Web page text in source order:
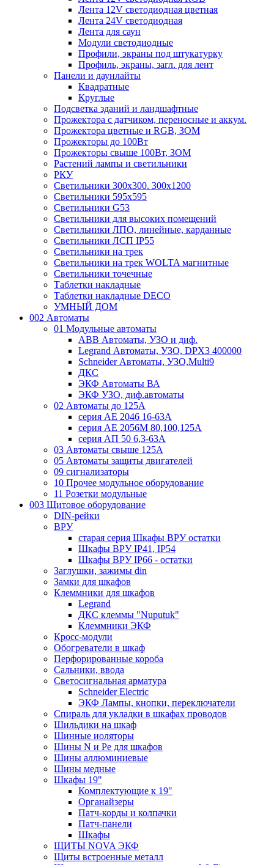
Лента 12V светодиодная цветная
Лента 24V светодиодная
Лента для саун
Модули светодиодные
Профили, экраны под штукатурку
Профиль, экраны, загл. для лент
Панели и даунлайты
Квадратные
Круглые
Подсветка зданий и ландшафтные
Прожектора с датчиком, переносные и аккум.
Прожектора цветные и RGB, ЗОМ
Прожекторы до 100Вт
Прожекторы свыше 100Вт, ЗОМ
Растений лампы и светильники
РКУ
Светильники 300х300. 300х1200
Светильники 595х595
Светильники G53
Светильники для высоких помещений
Светильники ЛПО, линейные, карданные
Светильники ЛСП IP55
Светильники на трек
Светильники на трек WOLTA магнитные
Светильники точечные
Таблетки накладные
Таблетки накладные DECO
УМНЫЙ ДОМ
002 Автоматы
01 Модульные автоматы
ABB Автоматы, УЗО и диф.
Legrand Автоматы, УЗО, DPX3 400000
Schneider Автоматы, УЗО,Multi9
ДКС
ЭКФ Автоматы ВА
ЭКФ УЗО, диф.автоматы
02 Автоматы до 125А
серия АЕ 2046 16-63А
серия АЕ 2056М 80,100,125А
серия АП 50 6,3-63А
03 Автоматы свыше 125А
05 Автоматы защиты двигателей
09 сигнализаторы
10 Прочее модульное оборудование
11 Розетки модульные
003 Щитовое оборудование
DIN-рейки
ВРУ
старая серия Шкафы ВРУ остатки
Шкафы ВРУ IP41, IP54
Шкафы ВРУ IP66 - остатки
Заглушки, зажимы din
Замки для шкафов
Клеммники для шкафов
Legrand
ДКС клеммы "Nuputuk"
Клеммники ЭКФ
Кросс-модули
Обогреватели в шкаф
Перфорированные короба
Сальники, ввода
Светосигнальная арматура
Schneider Electric
ЭКФ Лампы, кнопки, переключатели
Спираль для укладки в шкафах проводов
Шильдики на шкаф
Шинные иоляторы
Шины N и Pe для шкафов
Шины аллюминиевые
Шины медные
Шкафы 19"
Комплектующие к 19"
Органайзеры
Патч-корды и колпачки
Патч-панели
Шкафы
ЩИТЫ NOVA ЭКФ
Щиты встроенные металл